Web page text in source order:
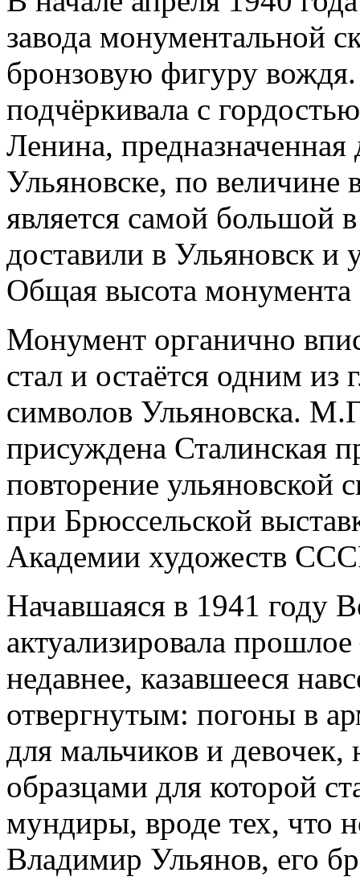
завода монументальной
бронзовую фигуру вождя.
подчёркивала с
Ленина, предназначенная
Ульяновске, по
является самой большой
доставили в Ульяновск и
Общая высота монумента
Монумент органично
стал и остаётся одним
символов Ульяновска.
присуждена Сталинская
повторение ульяновской
при Брюссельской
Академии художеств
Начавшаяся в 1941 году
актуализировала
недавнее, казавшееся
отвергнутым: погоны в
для мальчиков и
образцами для которой
мундиры, вроде тех, что
Владимир Ульянов, его